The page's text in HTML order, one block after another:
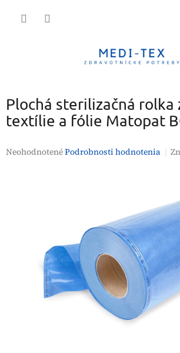
Plochá sterilizačná rolka
textílie a fólie Matopat
Priemerné
NeohodnotenéPodrobnosti hodnotenia